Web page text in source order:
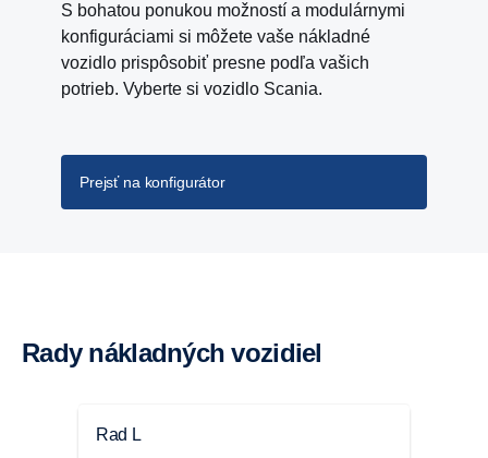
S bohatou ponukou možností a modulárnymi
konfiguráciami si môžete vaše nákladné
vozidlo prispôsobiť presne podľa vašich
potrieb. Vyberte si vozidlo Scania.
Prejsť na konfigurátor
Rady nákladných vozidiel
Rad L